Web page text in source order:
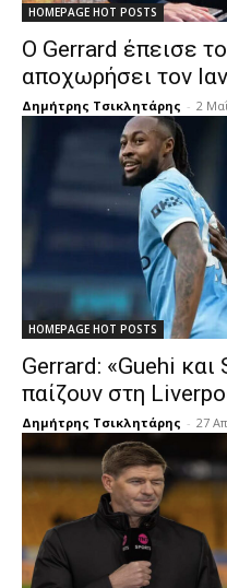
HOMEPAGE HOT POSTS
Ο Gerrard έπεισε
αποχωρήσει τον
Δημήτρης Τσικλητάρης - 2
HOMEPAGE HOT POSTS
Gerrard: «Guehi
παίζουν στη
Δημήτρης Τσικλητάρης - 27